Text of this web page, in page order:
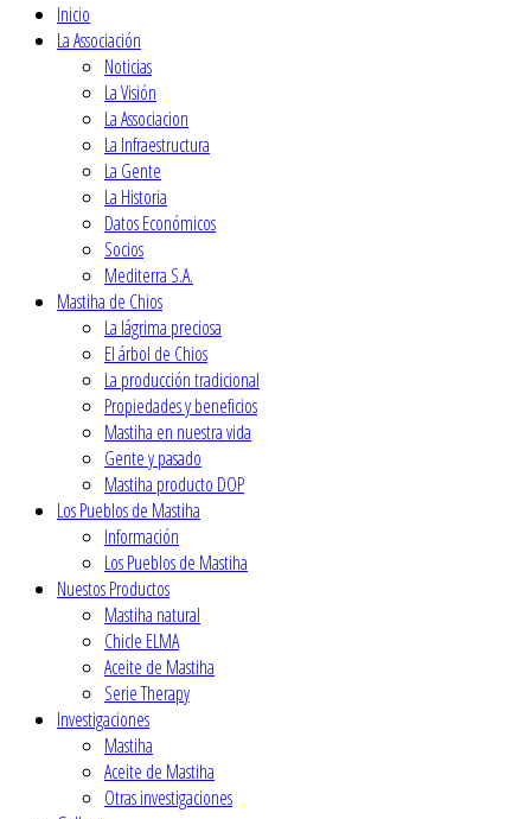
Inicio
La Associación
Noticias
La Visión
La Associacion
La Infraestructura
La Gente
La Historia
Datos Económicos
Socios
Mediterra S.A.
Mastiha de Chios
La lágrima preciosa
El árbol de Chios
La producción tradicional
Propiedades y beneficios
Mastiha en nuestra vida
Gente y pasado
Mastiha producto DOP
Los Pueblos de Mastiha
Ιnformación
Los Pueblos de Mastiha
Nuestos Productos
Mastiha natural
Chicle ELMA
Aceite de Mastiha
Serie Therapy
Investigaciones
Mastiha
Aceite de Mastiha
Οtras investigaciones